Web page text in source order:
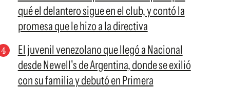
qué el delantero sigue en el club, y contó la
promesa que le hizo a la directiva
El juvenil venezolano que llegó a Nacional
desde Newell's de Argentina, donde se exilió
con su familia y debutó en Primera